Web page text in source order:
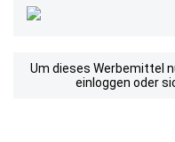
Um dieses Werbemittel
einloggen oder